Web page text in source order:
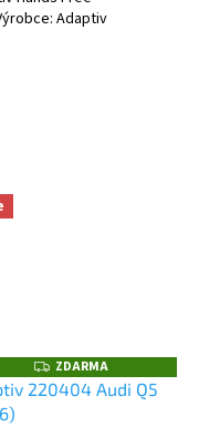
Adaptiv
Z
D
A
ZDARMA
220404 Audi Q5